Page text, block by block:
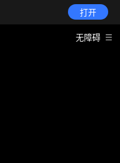
打开
无障碍